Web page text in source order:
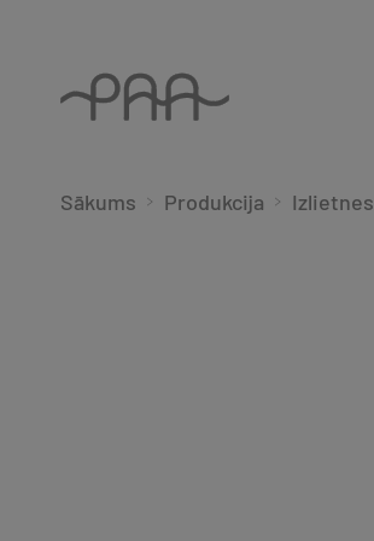
Sākums Produkcija Izlietnes